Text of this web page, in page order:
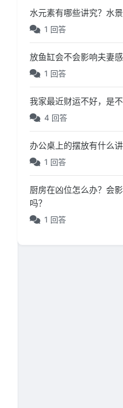
水元素有哪些讲究？水
1 回答
放鱼缸会不会影响夫妻感
1 回答
我家最近财运不好，是
4 回答
办公桌上的摆放有什么
1 回答
厨房在凶位怎么办？会
吗？
1 回答